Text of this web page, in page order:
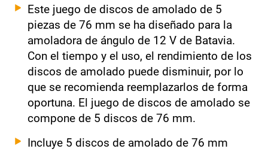
Este juego de discos de amolado de 5
piezas de 76 mm se ha diseñado para la
amoladora de ángulo de 12 V de Batavia.
Con el tiempo y el uso, el rendimiento de los
discos de amolado puede disminuir, por lo
que se recomienda reemplazarlos de forma
oportuna. El juego de discos de amolado se
compone de 5 discos de 76 mm.
Incluye 5 discos de amolado de 76 mm